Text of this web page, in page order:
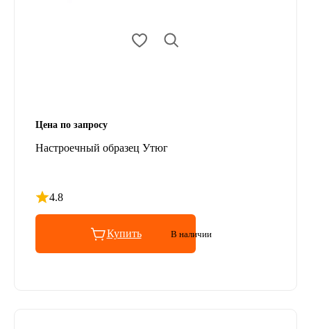
Цена по запросу
Настроечный образец Утюг
4.8
Рейтинг 4.8 из 5
Купить В наличии